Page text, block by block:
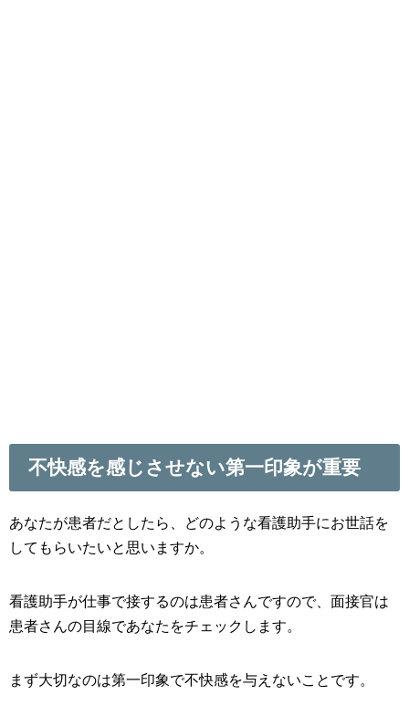
不快感を感じさせない第一印象が重要
あなたが患者だとしたら、どのような看護助手にお世話を
してもらいたいと思いますか。
看護助手が仕事で接するのは患者さんですので、面接官は
患者さんの目線であなたをチェックします。
まず大切なのは第一印象で不快感を与えないことです。